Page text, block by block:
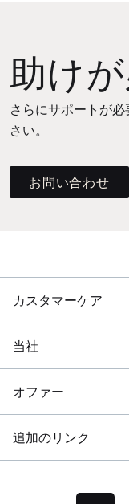
助け
さらにサポートが
さい。
お問い合わせ
カスタマーケア
当社
オファー
追加のリンク